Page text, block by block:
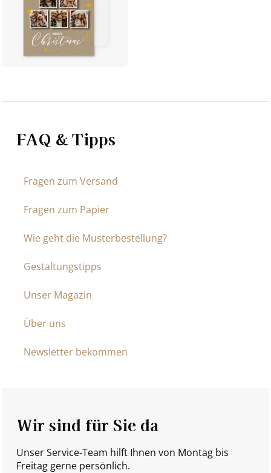
FAQ & Tipps
Fragen zum Versand
Fragen zum Papier
Wie geht die Musterbestellung?
Gestaltungstipps
Unser Magazin
Über uns
Newsletter bekommen
Wir sind für Sie da
Unser Service-Team hilft Ihnen von Montag bis
Freitag gerne persönlich.